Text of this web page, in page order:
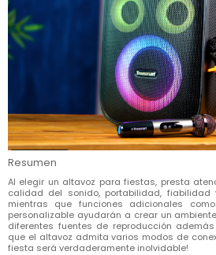
Resumen
Al elegir un altavoz para fiestas, presta
calidad del sonido, portabilidad,
mientras que funciones adicionales
personalizable ayudarán a crear un
diferentes fuentes de reproducción
que el altavoz admita varios modos de
fiesta será verdaderamente inolvidable!